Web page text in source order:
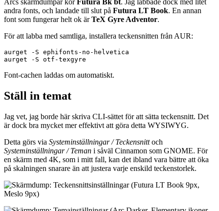
Arcs skärmdumpar körFutura Bk bt. Jag labbade dock med litet
andra fonts, och landade till slut på Futura LT Book. En annan
font som fungerar helt ok ärTeX Gyre Adventor.
För att labba med samtliga, installera teckensnitten från AUR:
aurget -S ephifonts-no-helvetica
Font-cachen laddas om automatiskt.
Ställ in temat
Jag vet, jag borde här skriva CLI-sättet för att sätta teckensnitt. Det
är dock bra mycket mer effektivt att göra detta WYSIWYG.
Detta görs via Systeminställningar / Teckensnittoch
Systeminställningar / Teman i såväl Cinnamon som GNOME. För
en skärm med 4K, som i mitt fall, kan det ibland vara bättre att öka
på skalningen snarare än att justera varje enskild teckenstorlek.